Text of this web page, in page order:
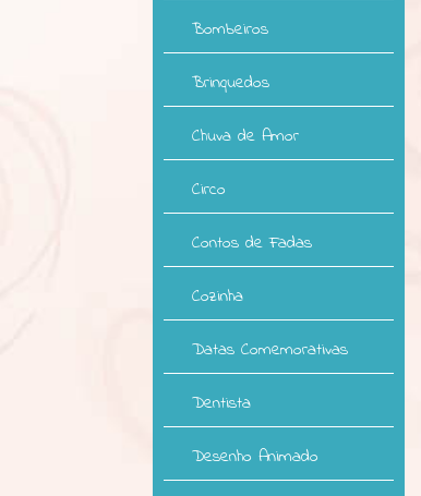
Bombeiros
Brinquedos
Chuva de Amor
Circo
Contos de Fadas
Cozinha
Datas Comemorativas
Dentista
Desenho Animado